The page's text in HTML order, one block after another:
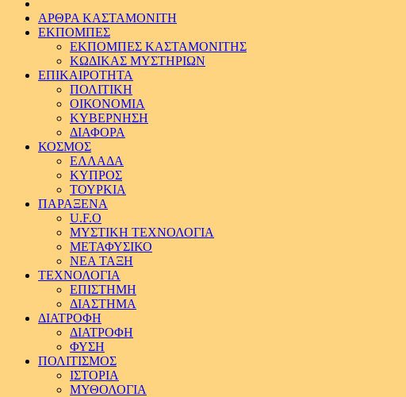
ΑΡΘΡΑ ΚΑΣΤΑΜΟΝΙΤΗ
ΕΚΠΟΜΠΕΣ
ΕΚΠΟΜΠΕΣ ΚΑΣΤΑΜΟΝΙΤΗΣ
ΚΩΔΙΚΑΣ ΜΥΣΤΗΡΙΩΝ
ΕΠΙΚΑΙΡΟΤΗΤΑ
ΠΟΛΙΤΙΚΗ
ΟΙΚΟΝΟΜΙΑ
ΚΥΒΕΡΝΗΣΗ
ΔΙΑΦΟΡΑ
ΚΟΣΜΟΣ
ΕΛΛΑΔΑ
ΚΥΠΡΟΣ
ΤΟΥΡΚΙΑ
ΠΑΡΑΞΕΝΑ
U.F.O
ΜΥΣΤΙΚΗ ΤΕΧΝΟΛΟΓΙΑ
ΜΕΤΑΦΥΣΙΚΟ
ΝΕΑ ΤΑΞΗ
ΤΕΧΝΟΛΟΓΙΑ
ΕΠΙΣΤΗΜΗ
ΔΙΑΣΤΗΜΑ
ΔΙΑΤΡΟΦΗ
ΔΙΑΤΡΟΦΗ
ΦΥΣΗ
ΠΟΛΙΤΙΣΜΟΣ
ΙΣΤΟΡΙΑ
ΜΥΘΟΛΟΓΙΑ